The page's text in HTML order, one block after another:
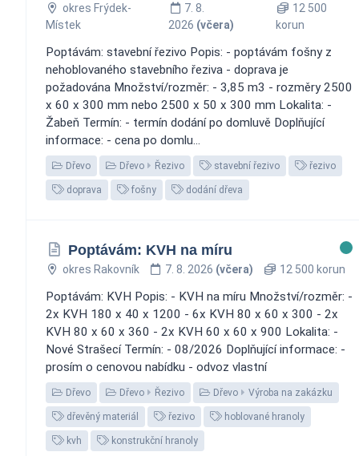
okres Frýdek-
Místek
7. 8.
2026 (včera)
12 500
korun
Poptávám: stavební řezivo Popis: - poptávám fošny z
nehoblovaného stavebního řeziva - doprava je
požadována Množství/rozměr: - 3,85 m3 - rozměry 2500
x 60 x 300 mm nebo 2500 x 50 x 300 mm Lokalita: -
Žabeň Termín: - termín dodání po domluvě Doplňující
informace: - cena po domlu...
Dřevo Dřevo Řezivo stavební řezivo řezivo
doprava fošny dodání dřeva
Poptávám: KVH na míru
okres Rakovník 7. 8. 2026 (včera) 12 500 korun
Poptávám: KVH Popis: - KVH na míru Množství/rozměr: -
2x KVH 180 x 40 x 1200 - 6x KVH 80 x 60 x 300 - 2x
KVH 80 x 60 x 360 - 2x KVH 60 x 60 x 900 Lokalita: -
Nové Strašecí Termín: - 08/2026 Doplňující informace: -
prosím o cenovou nabídku - odvoz vlastní
Dřevo Dřevo Řezivo Dřevo Výroba na zakázku
dřevěný materiál řezivo hoblované hranoly
kvh konstrukční hranoly